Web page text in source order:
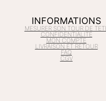
INFORMATIONS
MESURER SON TOUR DE
CONFIDENTIALITÉ
MON COMPTE
LIVRAISON ET RETOUR
FAQ
CGV